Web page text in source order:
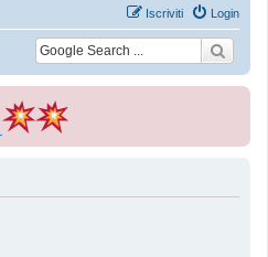
Login
Iscriviti